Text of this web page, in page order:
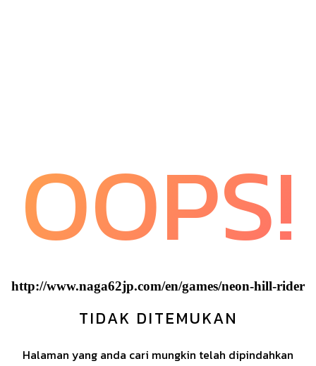
OOPS!
http://www.naga62jp.com/en/games/neon-hill-rider
TIDAK DITEMUKAN
Halaman yang anda cari mungkin telah dipindahkan